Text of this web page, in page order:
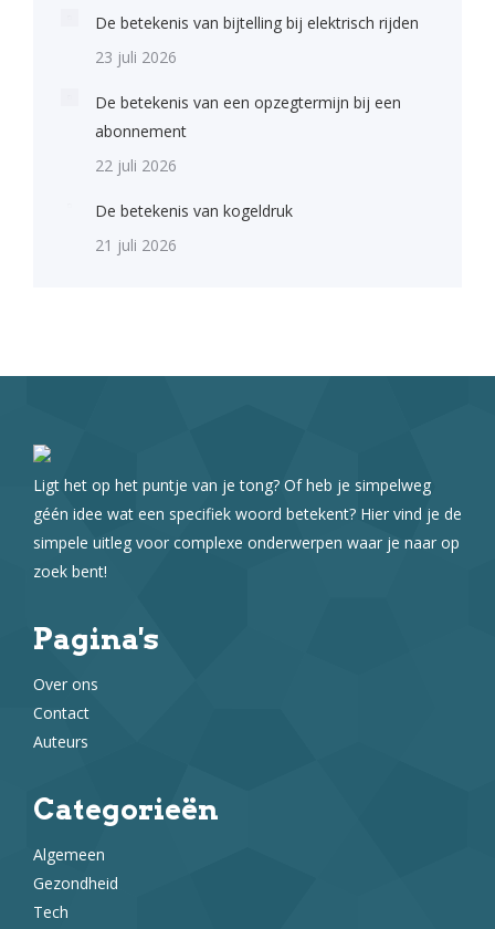
De betekenis van bijtelling bij elektrisch rijden
23 juli 2026
De betekenis van een opzegtermijn bij een
abonnement
22 juli 2026
De betekenis van kogeldruk
21 juli 2026
Ligt het op het puntje van je tong? Of heb je simpelweg
géén idee wat een specifiek woord betekent? Hier vind je de
simpele uitleg voor complexe onderwerpen waar je naar op
zoek bent!
Pagina's
Over ons
Contact
Auteurs
Categorieën
Algemeen
Gezondheid
Tech